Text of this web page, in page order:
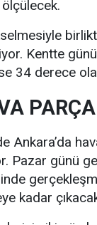
ölçülecek.
Kentte
34 derece
Ankara’da
Pazar günü
kadar